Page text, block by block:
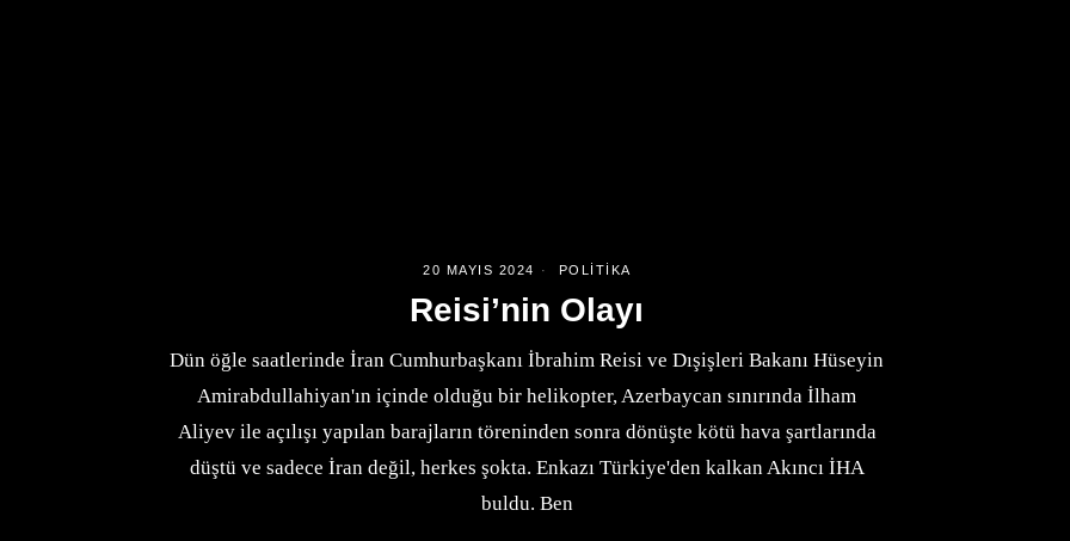
20 MAYIS 2024 POLITIKA
Reisi’nin Olayı
Dün öğle saatlerinde İran Cumhurbaşkanı İbrahim Reisi ve Dışişleri Bakanı Hüseyin
Amirabdullahiyan'ın içinde olduğu bir helikopter, Azerbaycan sınırında İlham
Aliyev ile açılışı yapılan barajların töreninden sonra dönüşte kötü hava şartlarında
düştü ve sadece İran değil, herkes şokta. Enkazı Türkiye'den kalkan Akıncı İHA
buldu. Ben